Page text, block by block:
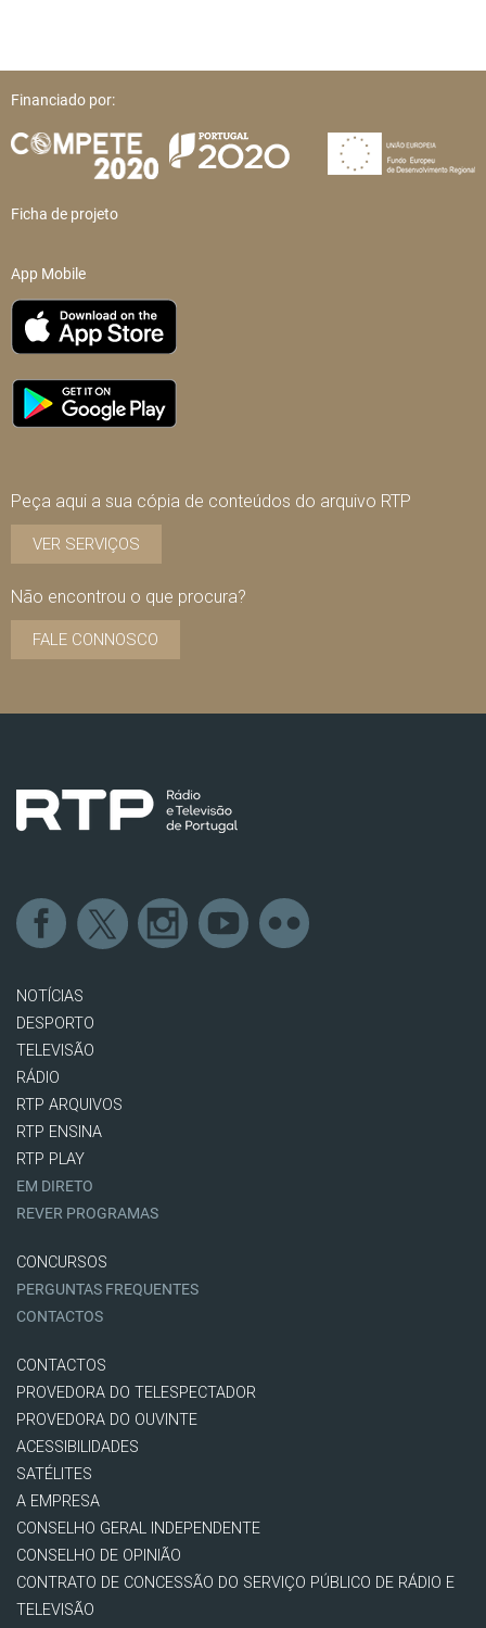
Financiado por:
Ficha de projeto
App Mobile
Peça aqui a sua cópia de conteúdos do arquivo RTP
VER SERVIÇOS
Não encontrou o que procura?
FALE CONNOSCO
NOTÍCIAS
DESPORTO
TELEVISÃO
RÁDIO
RTP ARQUIVOS
RTP ENSINA
RTP PLAY
EM DIRETO
REVER PROGRAMAS
CONCURSOS
PERGUNTAS FREQUENTES
CONTACTOS
CONTACTOS
PROVEDORA DO TELESPECTADOR
PROVEDORA DO OUVINTE
ACESSIBILIDADES
SATÉLITES
A EMPRESA
CONSELHO GERAL INDEPENDENTE
CONSELHO DE OPINIÃO
CONTRATO DE CONCESSÃO DO SERVIÇO PÚBLICO DE RÁDIO E
TELEVISÃO